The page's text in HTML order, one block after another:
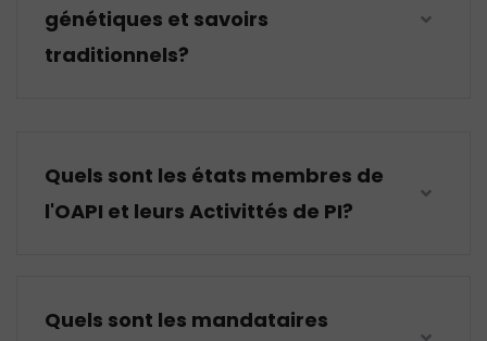
génétiques et savoirs
traditionnels?
Quels sont les états membres de
l'OAPI et leurs Activittés de PI?
Quels sont les mandataires